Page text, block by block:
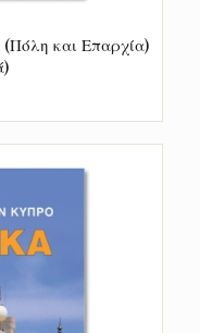
(Πόλη και Επαρχία)